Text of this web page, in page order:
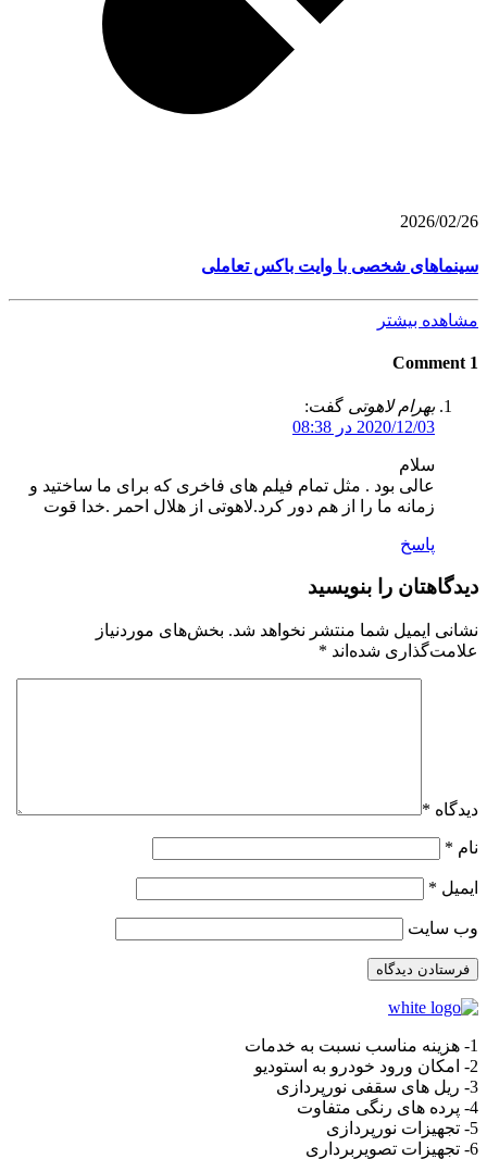
2026/02/26
سینماهای شخصی با وایت باکس تعاملی
مشاهده بیشتر
1 Comment
بهرام لاهوتی گفت:
2020/12/03 در 08:38
سلام
عالی بود . مثل تمام فیلم های فاخری که برای ما ساختید و
زمانه ما را از هم دور کرد.لاهوتی از هلال احمر .خدا قوت
پاسخ
دیدگاهتان را بنویسید
نشانی ایمیل شما منتشر نخواهد شد. بخش‌های موردنیاز
علامت‌گذاری شده‌اند *
دیدگاه *
نام *
ایمیل *
وب‌ سایت
1- هزینه مناسب نسبت به خدمات
2- امکان ورود خودرو به استودیو
3- ریل های سقفی نورپردازی
4- پرده های رنگی متفاوت
5- تجهیزات نورپردازی
6- تجهیزات تصویربرداری